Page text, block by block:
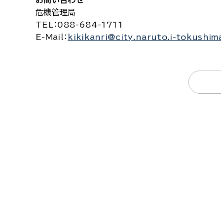
危機管理局
TEL
：088-684-1711
E-Mail
： kikikanri@city.naruto.i-